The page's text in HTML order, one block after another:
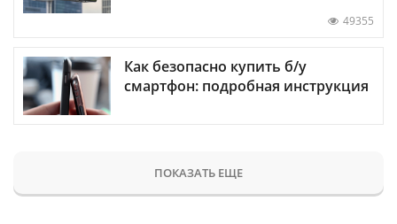
49355
Как безопасно купить б/у
смартфон: подробная инструкция
ПОКАЗАТЬ ЕЩЕ